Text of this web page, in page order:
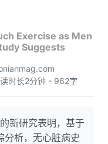
Exercise as Men
Suggests
时长2分钟 - 962字
新研究表明，基于
分析，无心脏病史